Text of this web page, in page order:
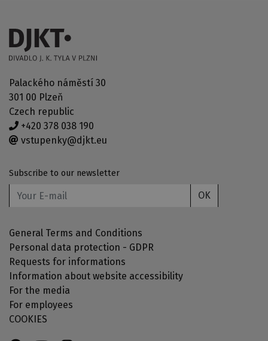
Palackého náměstí 30
301 00 Plzeň
Czech republic
+420 378 038 190
vstupenky@djkt.eu
Subscribe to our newsletter
OK
General Terms and Conditions
Personal data protection - GDPR
Requests for informations
Information about website accessibility
For the media
For employees
COOKIES